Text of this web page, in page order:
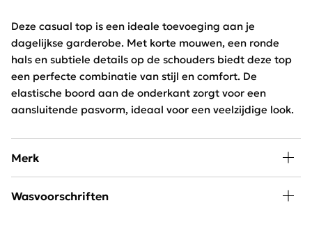
Deze casual top is een ideale toevoeging aan je
dagelijkse garderobe. Met korte mouwen, een ronde
hals en subtiele details op de schouders biedt deze top
een perfecte combinatie van stijl en comfort. De
elastische boord aan de onderkant zorgt voor een
aansluitende pasvorm, ideaal voor een veelzijdige look.
Merk
In de collectie van Enjoy Womenswear vind je elk seizoen
Wasvoorschriften